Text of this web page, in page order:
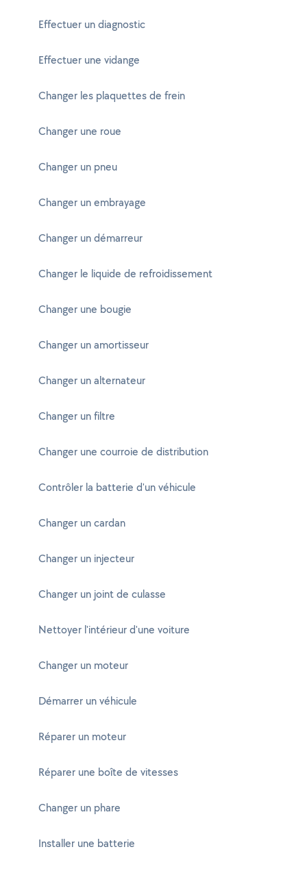
Effectuer un diagnostic
Effectuer une vidange
Changer les plaquettes de frein
Changer une roue
Changer un pneu
Changer un embrayage
Changer un démarreur
Changer le liquide de refroidissement
Changer une bougie
Changer un amortisseur
Changer un alternateur
Changer un filtre
Changer une courroie de distribution
Contrôler la batterie d'un véhicule
Changer un cardan
Changer un injecteur
Changer un joint de culasse
Nettoyer l'intérieur d'une voiture
Changer un moteur
Démarrer un véhicule
Réparer un moteur
Réparer une boîte de vitesses
Changer un phare
Installer une batterie